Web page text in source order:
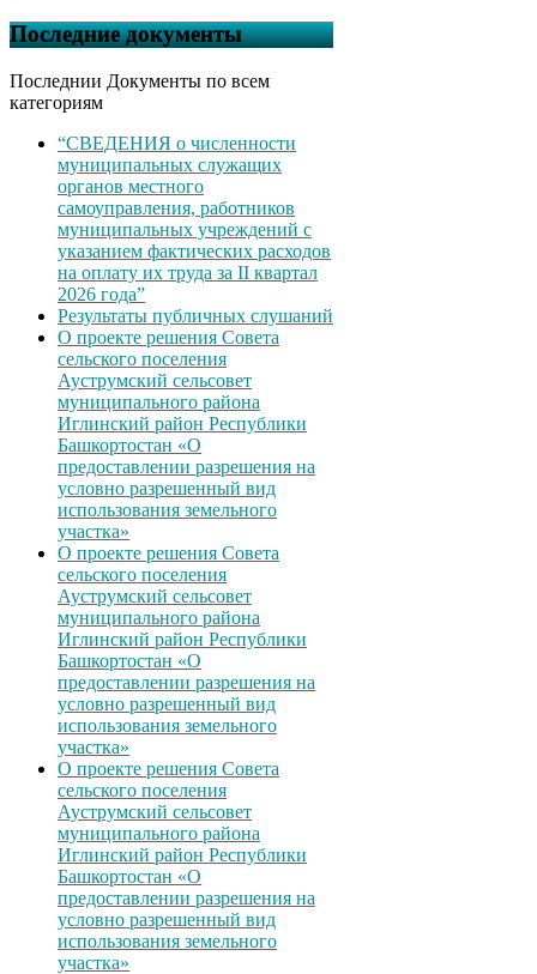
Последние документы
Последнии Документы по всем
категориям
“СВЕДЕНИЯ о численности
муниципальных служащих
органов местного
самоуправления, работников
муниципальных учреждений с
указанием фактических расходов
на оплату их труда за II квартал
2026 года”
Результаты публичных слушаний
О проекте решения Совета
сельского поселения
Ауструмский сельсовет
муниципального района
Иглинский район Республики
Башкортостан «О
предоставлении разрешения на
условно разрешенный вид
использования земельного
участка»
О проекте решения Совета
сельского поселения
Ауструмский сельсовет
муниципального района
Иглинский район Республики
Башкортостан «О
предоставлении разрешения на
условно разрешенный вид
использования земельного
участка»
О проекте решения Совета
сельского поселения
Ауструмский сельсовет
муниципального района
Иглинский район Республики
Башкортостан «О
предоставлении разрешения на
условно разрешенный вид
использования земельного
участка»